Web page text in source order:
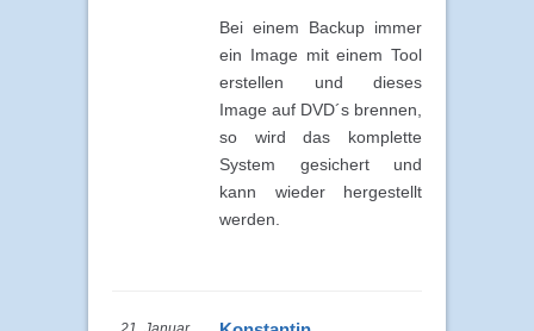
Bei einem Backup immer
ein Image mit einem Tool
erstellen und dieses
Image auf DVD´s brennen,
so wird das komplette
System gesichert und
kann wieder hergestellt
werden.